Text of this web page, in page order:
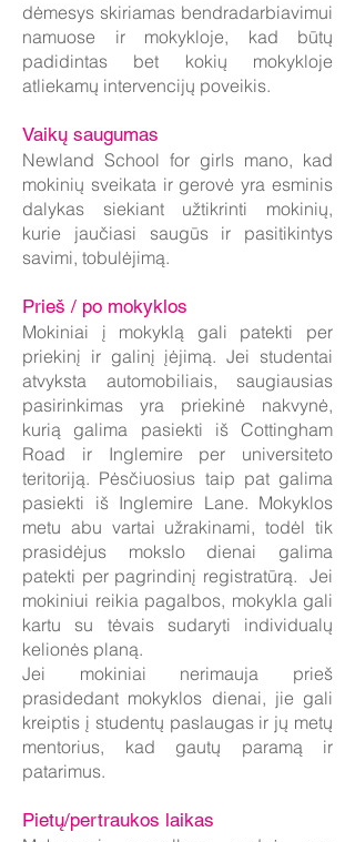
dėmesys skiriamas bendradarbiavimui
namuose ir mokykloje, kad būtų
padidintas bet kokių mokykloje
atliekamų intervencijų poveikis.
Vaikų saugumas
Newland School for girls mano, kad
mokinių sveikata ir gerovė yra esminis
dalykas siekiant užtikrinti mokinių,
kurie jaučiasi saugūs ir pasitikintys
savimi, tobulėjimą.
Prieš / po mokyklos
Mokiniai į mokyklą gali patekti per
priekinį ir galinį įėjimą. Jei studentai
atvyksta automobiliais, saugiausias
pasirinkimas yra priekinė nakvynė,
kurią galima pasiekti iš Cottingham
Road ir Inglemire per universiteto
teritoriją. Pėsčiuosius taip pat galima
pasiekti iš Inglemire Lane. Mokyklos
metu abu vartai užrakinami, todėl tik
prasidėjus mokslo dienai galima
patekti per pagrindinį registratūrą. Jei
mokiniui reikia pagalbos, mokykla gali
kartu su tėvais sudaryti individualų
kelionės planą.
Jei mokiniai nerimauja prieš
prasidedant mokyklos dienai, jie gali
kreiptis į studentų paslaugas ir jų metų
mentorius, kad gautų paramą ir
patarimus.
Pietų/pertraukos laikas